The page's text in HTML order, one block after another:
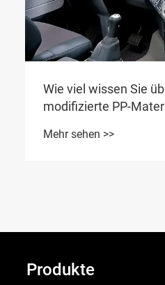
Wie viel wissen Sie
modifizierte PP-
Mehr sehen >>
Produkte